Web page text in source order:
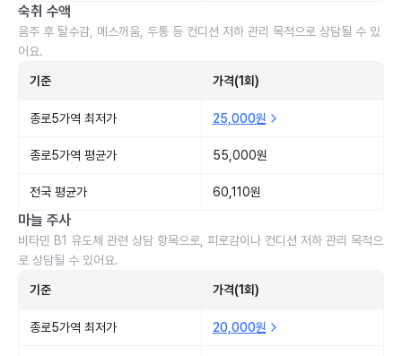
숙취 수액
음주 후 탈수감, 메스꺼움, 두통 등 컨디션 저하 관리 목적으로 상담될 수 있
어요.
기준 가격(1회)
종로5가역 최저가 25,000원
종로5가역 평균가 55,000원
전국 평균가 60,110원
마늘 주사
비타민 B1 유도체 관련 상담 항목으로, 피로감이나 컨디션 저하 관리 목적으
로 상담될 수 있어요.
기준 가격(1회)
종로5가역 최저가 20,000원